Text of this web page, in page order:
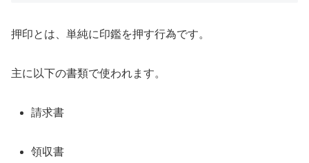
押印とは、単純に印鑑を押す行為です。
主に以下の書類で使われます。
請求書
領収書